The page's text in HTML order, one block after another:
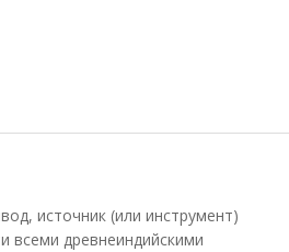
источник (или инструмент)
всеми древнеиндийскими